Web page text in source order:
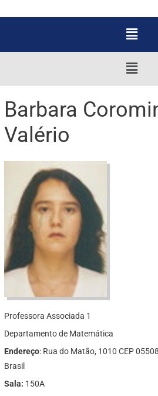
Menu
Menu
Barbara
Valério
Professora Associada 1
Departamento de Matemática
Endereço: Rua do Matão, 1010 CEP
Brasil
Sala: 150A